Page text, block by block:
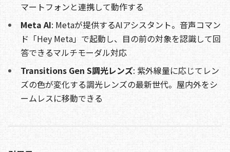
マートフォンと連携して動作する
Meta AI: Metaが提供するAIアシスタント。音声コマン
ド「Hey Meta」で起動し、目の前の対象を認識して回
答できるマルチモーダル対応
Transitions Gen S調光レンズ: 紫外線量に応じてレン
ズの色が変化する調光レンズの最新世代。屋内外をシ
ームレスに移動できる